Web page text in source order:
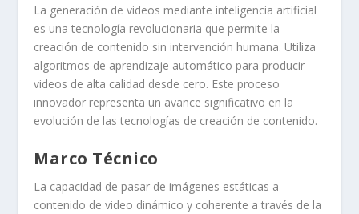
La generación de videos mediante inteligencia artificial
es una tecnología revolucionaria que permite la
creación de contenido sin intervención humana. Utiliza
algoritmos de aprendizaje automático para producir
videos de alta calidad desde cero. Este proceso
innovador representa un avance significativo en la
evolución de las tecnologías de creación de contenido.
Marco Técnico
La capacidad de pasar de imágenes estáticas a
contenido de video dinámico y coherente a través de la